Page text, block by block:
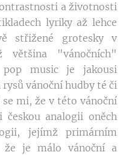
a životnosti
lyriky až lehce
střižené grotesky v
většina "vánočních"
music je jakousi
vánoční hudby té či
mi, že v této vánoční
analogii oněch
jejímž primárním
že je málo vánoční a